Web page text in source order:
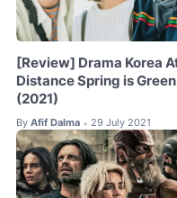
[Review] Drama Korea
Distance Spring is Green
(2021)
By Afif Dalma • 29 July 2021